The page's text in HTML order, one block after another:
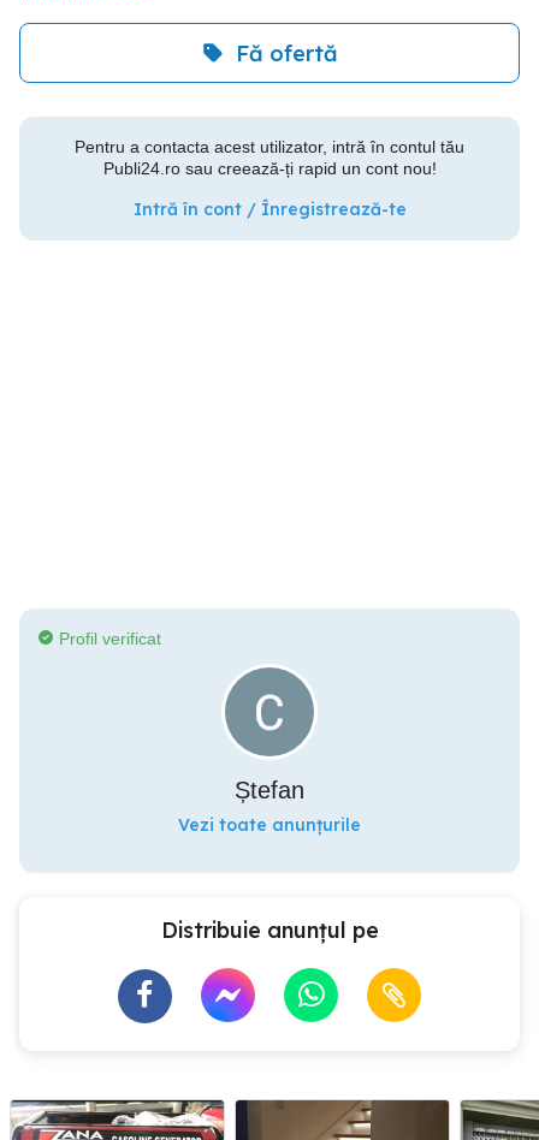
Fă ofertă
Pentru a contacta acest utilizator, intră în contul tău
Publi24.ro sau creează-ți rapid un cont nou!
Intră în cont / Înregistrează-te
Profil verificat
Ștefan
Vezi toate anunțurile
Distribuie anunțul pe